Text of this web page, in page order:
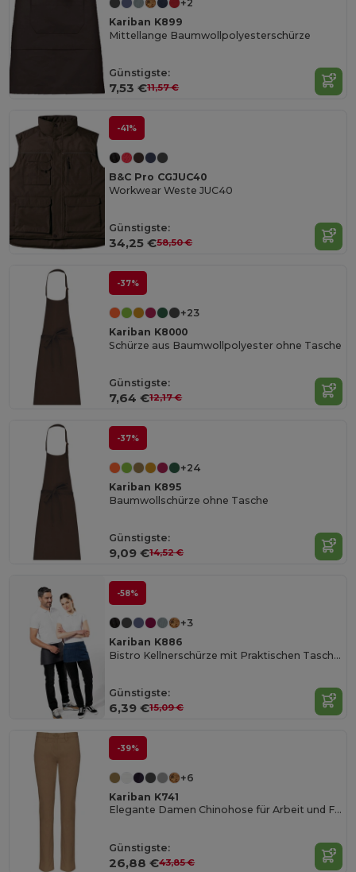
+2
Kariban K899
Mittellange Baumwollpolyesterschürze
Günstigste:
7,53 €11,57 €
-41%
B&C Pro CGJUC40
Workwear Weste JUC40
Günstigste:
34,25 €58,50 €
-37%
+23
Kariban K8000
Schürze aus Baumwollpolyester ohne Tasche
Günstigste:
7,64 €12,17 €
-37%
+24
Kariban K895
Baumwollschürze ohne Tasche
Günstigste:
9,09 €14,52 €
-58%
+3
Kariban K886
Bistro Kellnerschürze mit Praktischen Taschen
Günstigste:
6,39 €15,09 €
-39%
+6
Kariban K741
Elegante Damen Chinohose für Arbeit und Freizeit
Günstigste:
26,88 €43,85 €